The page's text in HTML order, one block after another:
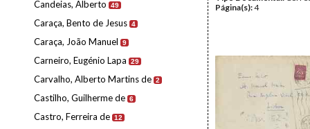
Candeias, Alberto 49
Caraça, Bento de Jesus 4
Caraça, João Manuel 9
Carneiro, Eugénio Lapa 29
Carvalho, Alberto Martins de 2
Castilho, Guilherme de 6
Castro, Ferreira de 12
Página(s):4